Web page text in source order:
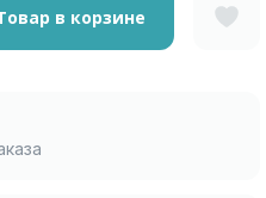
в корзине